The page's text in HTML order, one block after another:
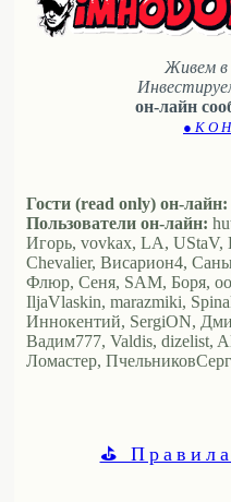
Живем в
он-лайн
● К О
Гости (read only) он-лайн:
Пользователи он-лайн:
Игорь, vovkax, LA,
Chevalier, Висариoн4,
Флюр, Сеня, SAM, Боря,
IljaVlaskin, marazmiki,
Иннокентий, SergiON,
Вадим777, Valdis, dizelist,
Ломастер,
⛳